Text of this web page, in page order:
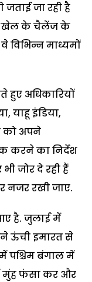
जा रही है
खेल के चैलेंज के
विभिन्न माध्यमों
अधिकारियों
याहू इंडिया,
को अपने
करने का निर्देश
जोर दे रही हैं
नजर रखी जाए.
है. जुलाई में
ऊंची इमारत से
पश्चिम बंगाल में
मुंह फंसा कर और